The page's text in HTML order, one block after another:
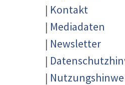
| Kontakt
| Mediadaten
| Newsletter
|
|